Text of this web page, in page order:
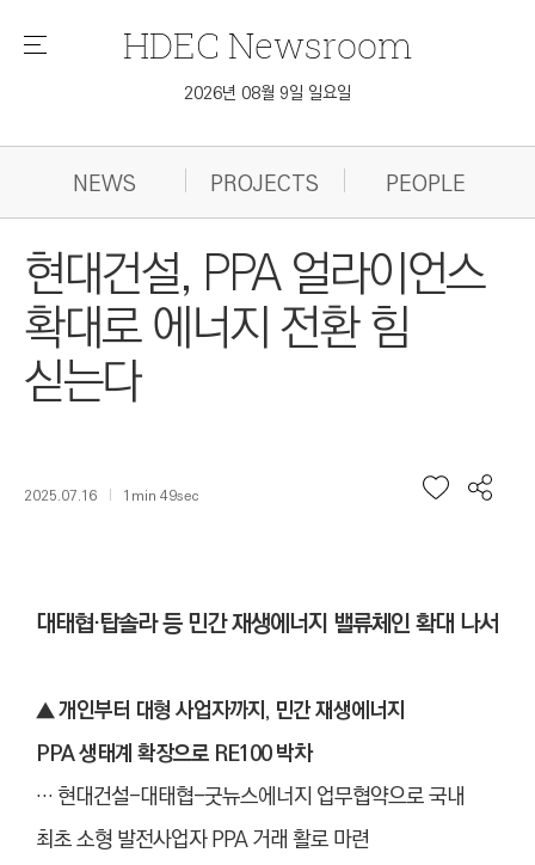
메
HDEC Newsroom
2026년 08월 9일 일요일
NEWS PROJECTS PEOPLE
현대건설, PPA 얼라이언스
확대로 에너지 전환 힘
싣는다
2025.07.16 1min 49sec
대태협·탑솔라 등 민간 재생에너지 밸류체인 확대 나서
▲ 개인부터 대형 사업자까지, 민간 재생에너지
PPA생태계 확장으로 RE100 박차
… 현대건설-대태협-굿뉴스에너지 업무협약으로 국내
최초 소형 발전사업자 PPA 거래 활로 마련